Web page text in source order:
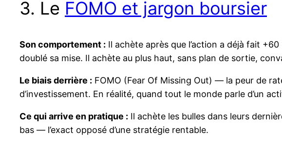
3. Le FOMO et jargon boursier
Son comportement : Il achète après que l’action a déjà fait
doublé sa mise. Il achète au plus haut, sans plan de sortie,
Le biais derrière : FOMO (Fear Of Missing Out) — la peur de
d’investissement. En réalité, quand tout le monde parle d’un
Ce qui arrive en pratique : Il achète les bulles dans leurs
bas — l’exact opposé d’une stratégie rentable.